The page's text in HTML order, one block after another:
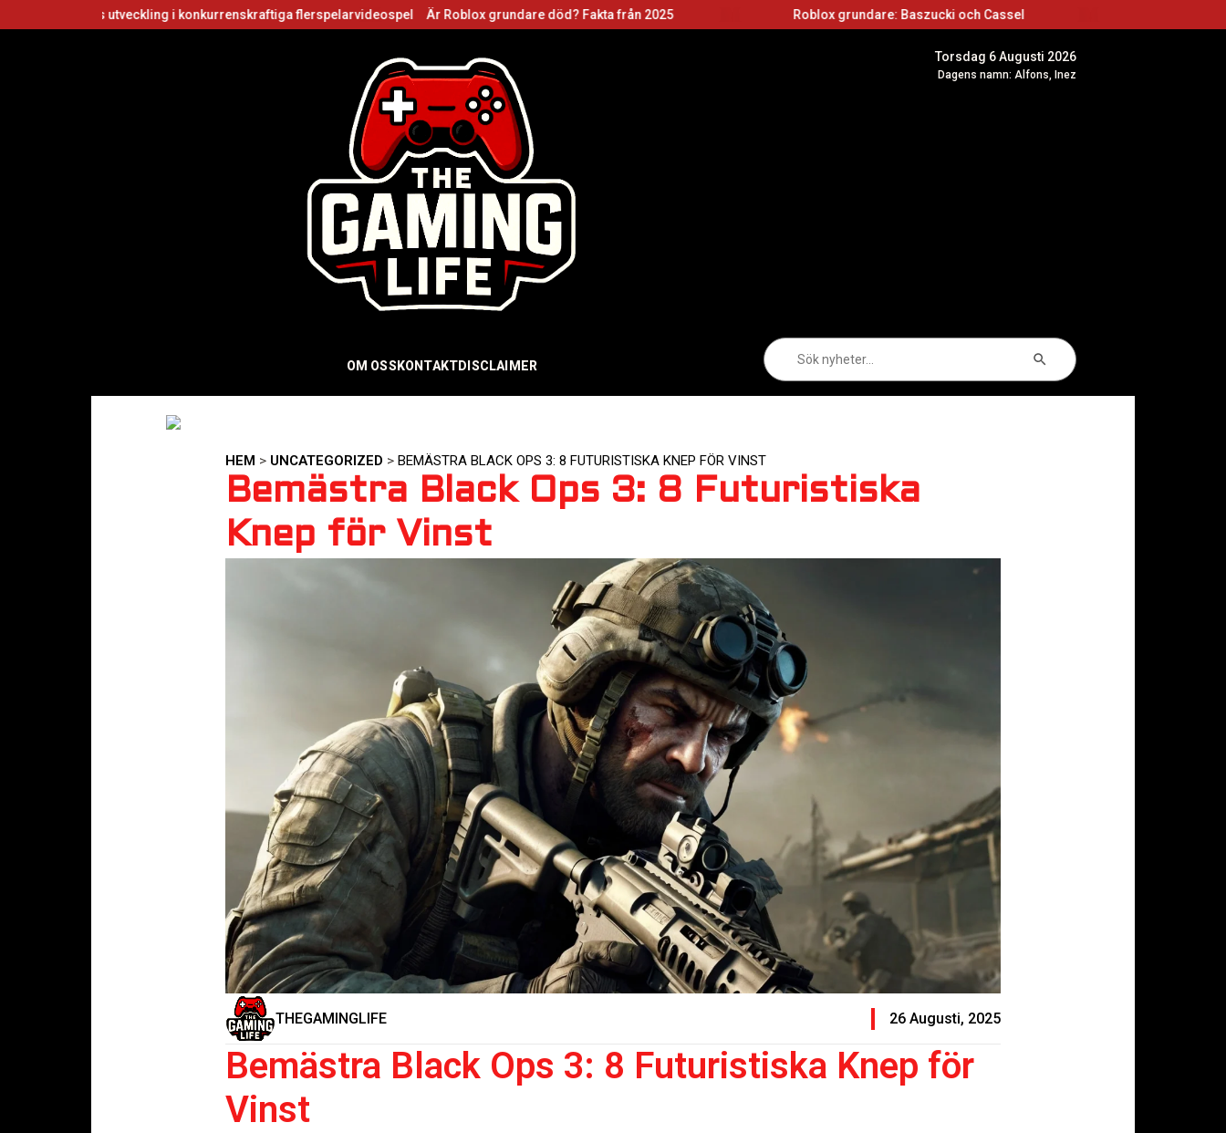
i konkurrenskraftiga flerspelarvideospel Är Roblox grundare död? Fakta från 2025 Roblox grundare: Baszucki och Cassel
OM OSS KONTAKTDISCLAIMER
Torsdag 6 Augusti 2026
Dagens namn: Alfons, Inez
efter:
Sökknapp
HEM > UNCATEGORIZED > BEMÄSTRA BLACK OPS 3: 8 FUTURISTISKA KNEP FÖR VINST
Bemästra Black Ops 3: 8 Futuristiska
Knep för Vinst
THEGAMINGLIFE 26 Augusti, 2025
Bemästra Black Ops 3: 8 Futuristiska Knep för
Vinst